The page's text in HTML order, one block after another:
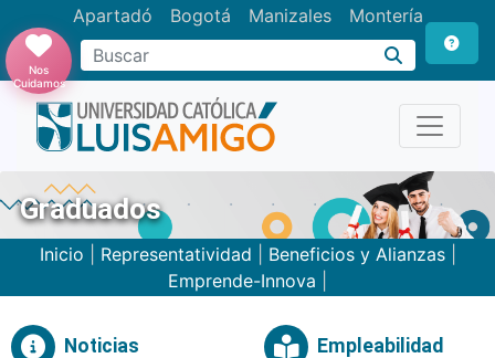
Apartadó Bogotá Manizales Montería
Buscar
Nos
Cuidamos
Graduados
Inicio Representatividad Beneficios y Alianzas|
Emprende-Innova
Noticias Empleabilidad